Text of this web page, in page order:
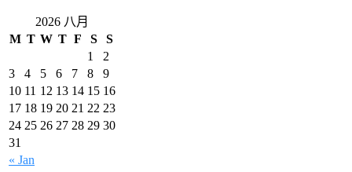
2026 八月
M T W T F S S
« Jan
1
2
3
4 5 6 7 8
9
10 11 12 13 14 15 16
17 18 19 20 21 22 23
24 25 26 27 28 29 30
31